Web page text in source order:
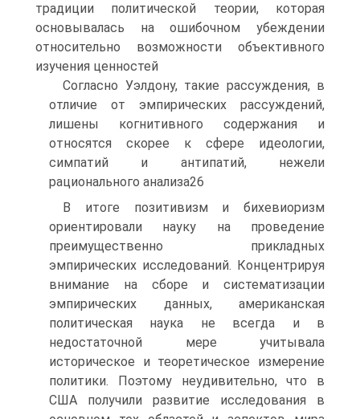
традиции политической теории, которая
основывалась на ошибочном убеждении
относительно возможности объективного
изучения ценностей
Согласно Уэлдону, такие рассуждения, в
отличие от эмпирических рассуждений,
лишены когнитивного содержания и
относятся скорее к сфере идеологии,
симпатий и антипатий, нежели
рационального анализа26
В итоге позитивизм и бихевиоризм
ориентировали науку на проведение
преимущественно прикладных
эмпирических исследований. Концентрируя
внимание на сборе и систематизации
эмпирических данных, американская
политическая наука не всегда и в
недостаточной мере учитывала
историческое и теоретическое измерение
политики. Поэтому неудивительно, что в
США получили развитие исследования в